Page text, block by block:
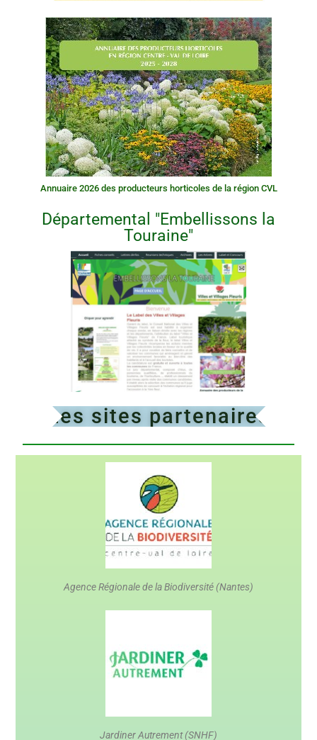
Annuaire 2026 des producteurs horticoles de la région CVL
Départemental "Embellissons la
Touraine"
Les sites partenaires
Agence Régionale de la Biodiversité (Nantes)
Jardiner Autrement (SNHF)